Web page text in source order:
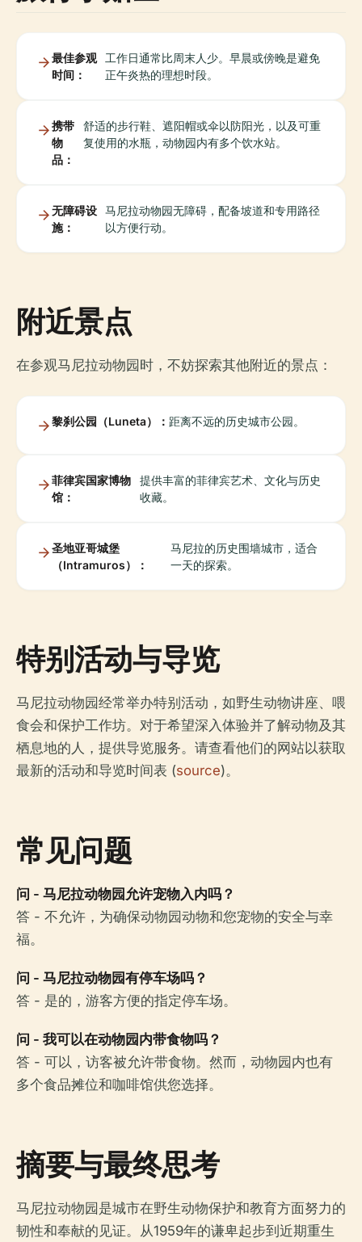
最佳参观
时间：
工作日通常比周末人少。早晨或傍晚是避免
正午炎热的理想时段。
携带
物
品：
舒适的步行鞋、遮阳帽或伞以防阳光，以及可重
复使用的水瓶，动物园内有多个饮水站。
无障碍设
施：
马尼拉动物园无障碍，配备坡道和专用路径
以方便行动。
附近景点
在参观马尼拉动物园时，不妨探索其他附近的景点：
黎刹公园（Luneta）： 距离不远的历史城市公园。
菲律宾国家博物
馆：
提供丰富的菲律宾艺术、文化与历史
收藏。
圣地亚哥城堡
（Intramuros）：
马尼拉的历史围墙城市，适合
一天的探索。
特别活动与导览
马尼拉动物园经常举办特别活动，如野生动物讲座、喂
食会和保护工作坊。对于希望深入体验并了解动物及其
栖息地的人，提供导览服务。请查看他们的网站以获取
最新的活动和导览时间表 (source)。
常见问题
问 - 马尼拉动物园允许宠物入内吗？
答 - 不允许，为确保动物园动物和您宠物的安全与幸
福。
问 - 马尼拉动物园有停车场吗？
答 - 是的，游客方便的指定停车场。
问 - 我可以在动物园内带食物吗？
答 - 可以，访客被允许带食物。然而，动物园内也有
多个食品摊位和咖啡馆供您选择。
摘要与最终思考
马尼拉动物园是城市在野生动物保护和教育方面努力的
韧性和奉献的见证。从1959年的谦卑起步到近期重生